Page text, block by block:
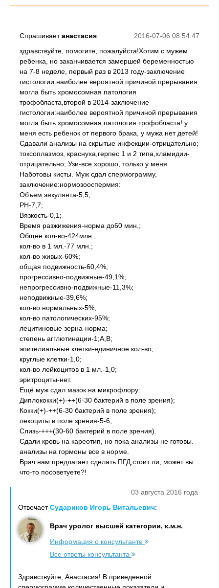
2016-07-06 08:54:47
Спрашиваетанастасия:
здравствуйте, помогите, пожалуйста!Хотим с мужем
ребенка, но заканчивается замершей беременностью
на 7-8 неделе, первый раз в 2013 году-заключение
гистологии:наиболее вероятной причиной прерывания
могла быть хромосомная патология
трофобласта,второй в 2014-заключение
гистологии:наиболее вероятной причиной прерывания
могла быть хромосомная патология трофобласта! у
меня есть ребенок от первого брака, у мужа нет детей!
Сдавали анализы на скрытые инфекции-отрицательно;
токсоплазмоз, краснуха,герпес 1 и 2 типа,хламидии-
отрицательно; Узи-все хорошо, только у меня
Наботовы кисты. Муж сдал спермограмму,
заключение:нормозооспермия:
Объем эякулянта-5,5;
РН-7,7;
Вязкость-0,1;
Время разжижения-норма до60 мин.;
Общее кол-во-424млн.;
кол-во в 1 мл.-77 млн.;
кол-во живых-60%;
общая подвижность-60,4%;
прогрессивно-подвижные-49,1%;
непрогрессивно-подвижные-11,3%;
неподвижные-39,6%;
кол-во нормальных-5%;
кол-во патологических-95%;
лецитиновые зерна-норма;
степень агглютинации-1;А,В;
эпителиальные клетки-единичное кол-во;
круглые клетки-1,0;
кол-во лейкоцитов в 1 мл.-1,0;
эритроциты-нет.
Ещё муж сдал мазок на микрофлору:
Диплококки(+)-++(6-30 бактерий в поле зрения);
Кокки(+)-++(6-30 бактерий в поле зрения);
лекоциты в поле зрения-5-6;
Слизь-+++(30-60 бактерий в поле зрения).
Сдали кровь на кареотип, но пока анализы не готовы.
анализы на гормоны все в норме.
Врач нам предлагает сделать ПГД,стоит ли, может вы
что-то посоветуете?!
03 августа 2016 года
ОтвечаетСудариков Игорь Витальевич:
Врач уролог высшей категории, к.м.н.
Информация о консультанте
Все ответы консультанта
Здравствуйте, Анастасия! В приведенной